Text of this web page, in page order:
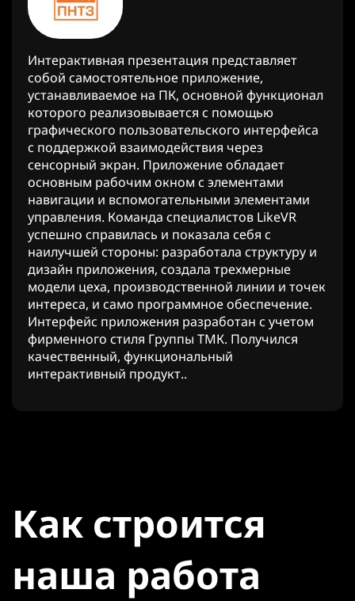
Интерактивная презентация представляет
собой самостоятельное приложение,
устанавливаемое на ПК, основной функционал
которого реализовывается с помощью
графического пользовательского интерфейса
с поддержкой взаимодействия через
сенсорный экран. Приложение обладает
основным рабочим окном с элементами
навигации и вспомогательными элементами
управления. Команда специалистов LikeVR
успешно справилась и показала себя с
наилучшей стороны: разработала структуру и
дизайн приложения, создала трехмерные
модели цеха, производственной линии и точек
интереса, и само программное обеспечение.
Интерфейс приложения разработан с учетом
фирменного стиля Группы ТМК. Получился
качественный, функциональный
интерактивный продукт..
Как строится
наша работа